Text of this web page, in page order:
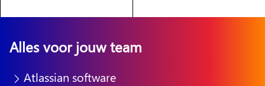
Alles voor jouw team
Atlassian software